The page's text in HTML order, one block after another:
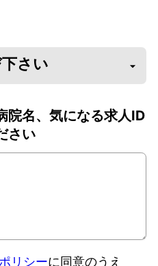
院名、気になる求人ID
さい
リシーに同意のうえ